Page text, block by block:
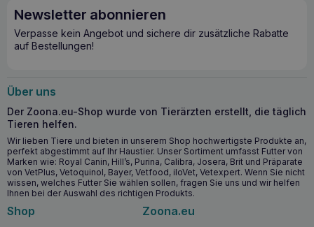
Newsletter abonnieren
Verpasse kein Angebot und sichere dir zusätzliche Rabatte
auf Bestellungen!
Über uns
Der Zoona.eu-Shop wurde von Tierärzten erstellt, die täglich
Tieren helfen.
Wir lieben Tiere und bieten in unserem Shop hochwertigste Produkte an,
perfekt abgestimmt auf Ihr Haustier. Unser Sortiment umfasst Futter von
Marken wie: Royal Canin, Hill’s, Purina, Calibra, Josera, Brit und Präparate
von VetPlus, Vetoquinol, Bayer, Vetfood, iloVet, Vetexpert. Wenn Sie nicht
wissen, welches Futter Sie wählen sollen, fragen Sie uns und wir helfen
Ihnen bei der Auswahl des richtigen Produkts.
Shop Zoona.eu